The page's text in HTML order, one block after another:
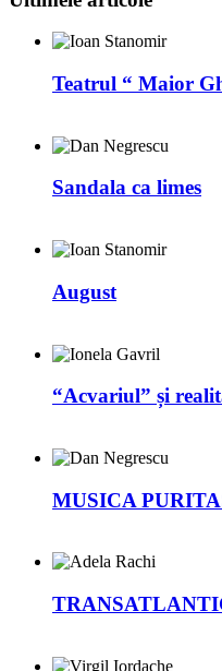
Teatrul “ Maior
Sandala ca limes
August
“Acvariul” și
MUSICA